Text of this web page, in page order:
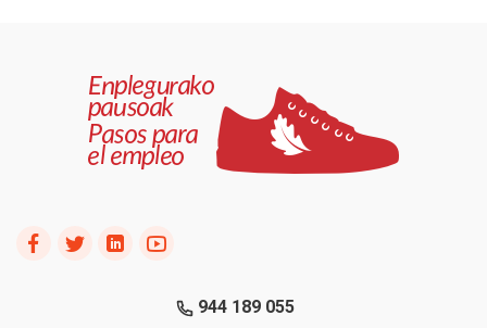
944 189 055